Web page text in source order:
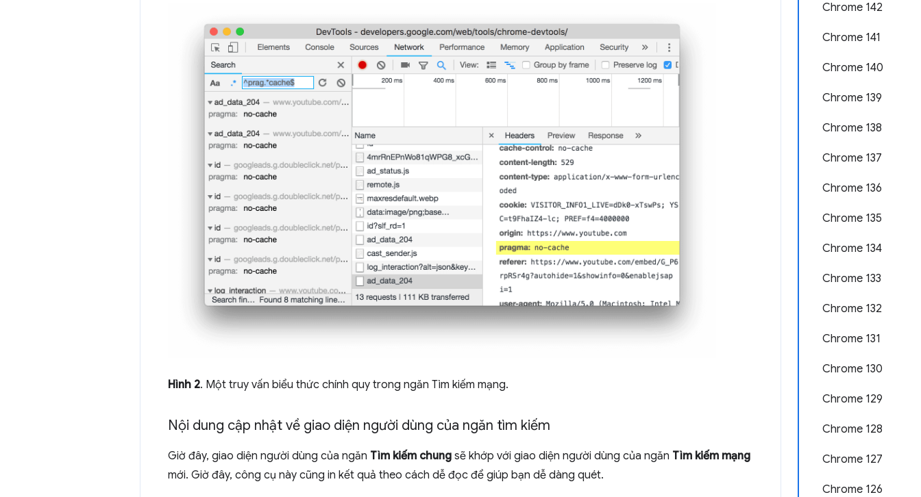
Chrome 142
Chrome 141
Chrome 140
Chrome 139
Chrome 138
Chrome 137
Chrome 136
Chrome 135
Chrome 134
Chrome 133
Chrome 132
Chrome 131
Chrome 130
Chrome 129
Chrome 128
Chrome 127
Chrome 126
Hình 2. Một truy vấn biểu thức chính quy trong ngăn Tìm kiếm mạng.
Nội dung cập nhật về giao diện người dùng của ngăn tìm kiếm
Giờ đây, giao diện người dùng của ngăn Tìm kiếm chung sẽ khớp với giao diện người dùng của ngăn Tìm kiếm mạng
mới. Giờ đây, công cụ này cũng in kết quả theo cách dễ đọc để giúp bạn dễ dàng quét.